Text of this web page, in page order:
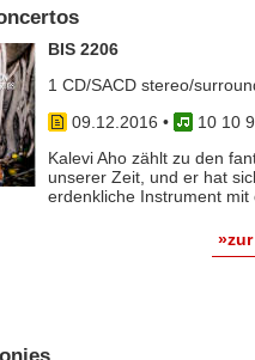
BIS 2206
1 CD/SACD stereo/
09.12.2016 •
10 10 9
Kalevi Aho zählt zu den
unserer Zeit, und er hat
erdenkliche Instrument